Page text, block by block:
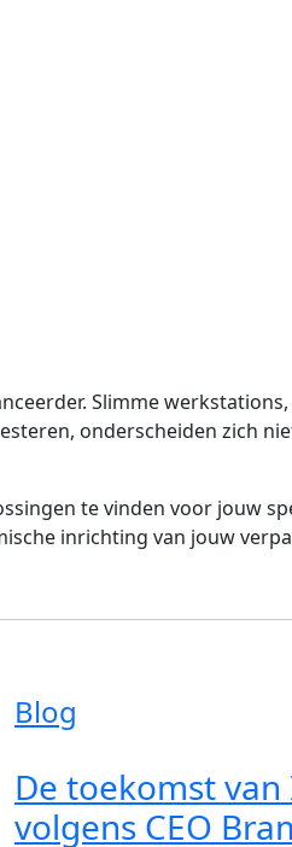
Slimme
onderscheiden zich
te vinden voor jouw
inrichting van jouw
Blog
De toekomst van
volgens CEO